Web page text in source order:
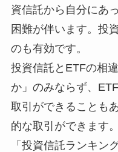
資信託から自分にあ
困難が伴います。投
のも有効です。
投資信託とETFの相
か」のみならず、
取引ができることも
的な取引ができます。
「投資信託ランキン